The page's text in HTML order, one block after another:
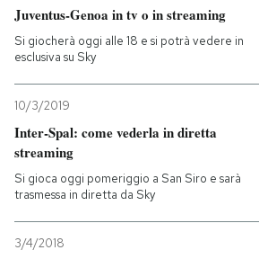
NEWSLETTER
I MIEI PREFERITI
SHOP
CALENDARIO
Juventus-Genoa in tv o in streaming
Si giocherà oggi alle 18 e si potrà vedere in
esclusiva su Sky
10/3/2019
Inter-Spal: come vederla in diretta
streaming
Si gioca oggi pomeriggio a San Siro e sarà
trasmessa in diretta da Sky
3/4/2018